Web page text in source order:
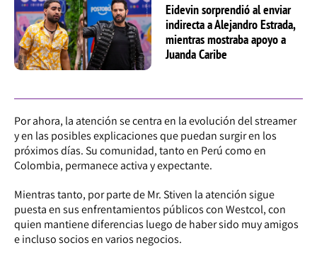
Eidevin sorprendió al enviar
indirecta a Alejandro Estrada,
mientras mostraba apoyo a
Juanda Caribe
Por ahora, la atención se centra en la evolución del streamer
y en las posibles explicaciones que puedan surgir en los
próximos días. Su comunidad, tanto en Perú como en
Colombia, permanece activa y expectante.
Mientras tanto, por parte de Mr. Stiven la atención sigue
puesta en sus enfrentamientos públicos con Westcol, con
quien mantiene diferencias luego de haber sido muy amigos
e incluso socios en varios negocios.